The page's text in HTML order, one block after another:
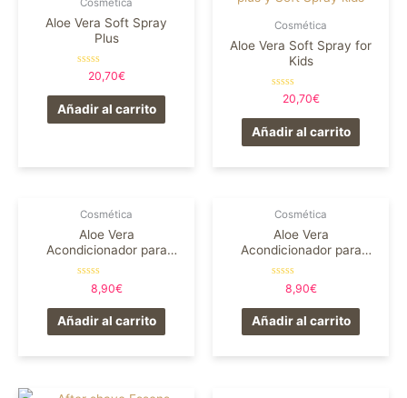
Cosmética
Aloe Vera Soft Spray
Plus
Valorado
0
de
5
20,70€
Añadir al carrito
Cosmética
Aloe Vera Soft Spray for
Kids
Valorado
0
de
5
20,70€
Añadir al carrito
Cosmética
Aloe Vera
Acondicionador para
cabello teñido y seco
Valorado
0
de
5
8,90€
Añadir al carrito
Cosmética
Aloe Vera
Acondicionador para
todo tipo de cabello
Valorado
0
de
5
8,90€
Añadir al carrito